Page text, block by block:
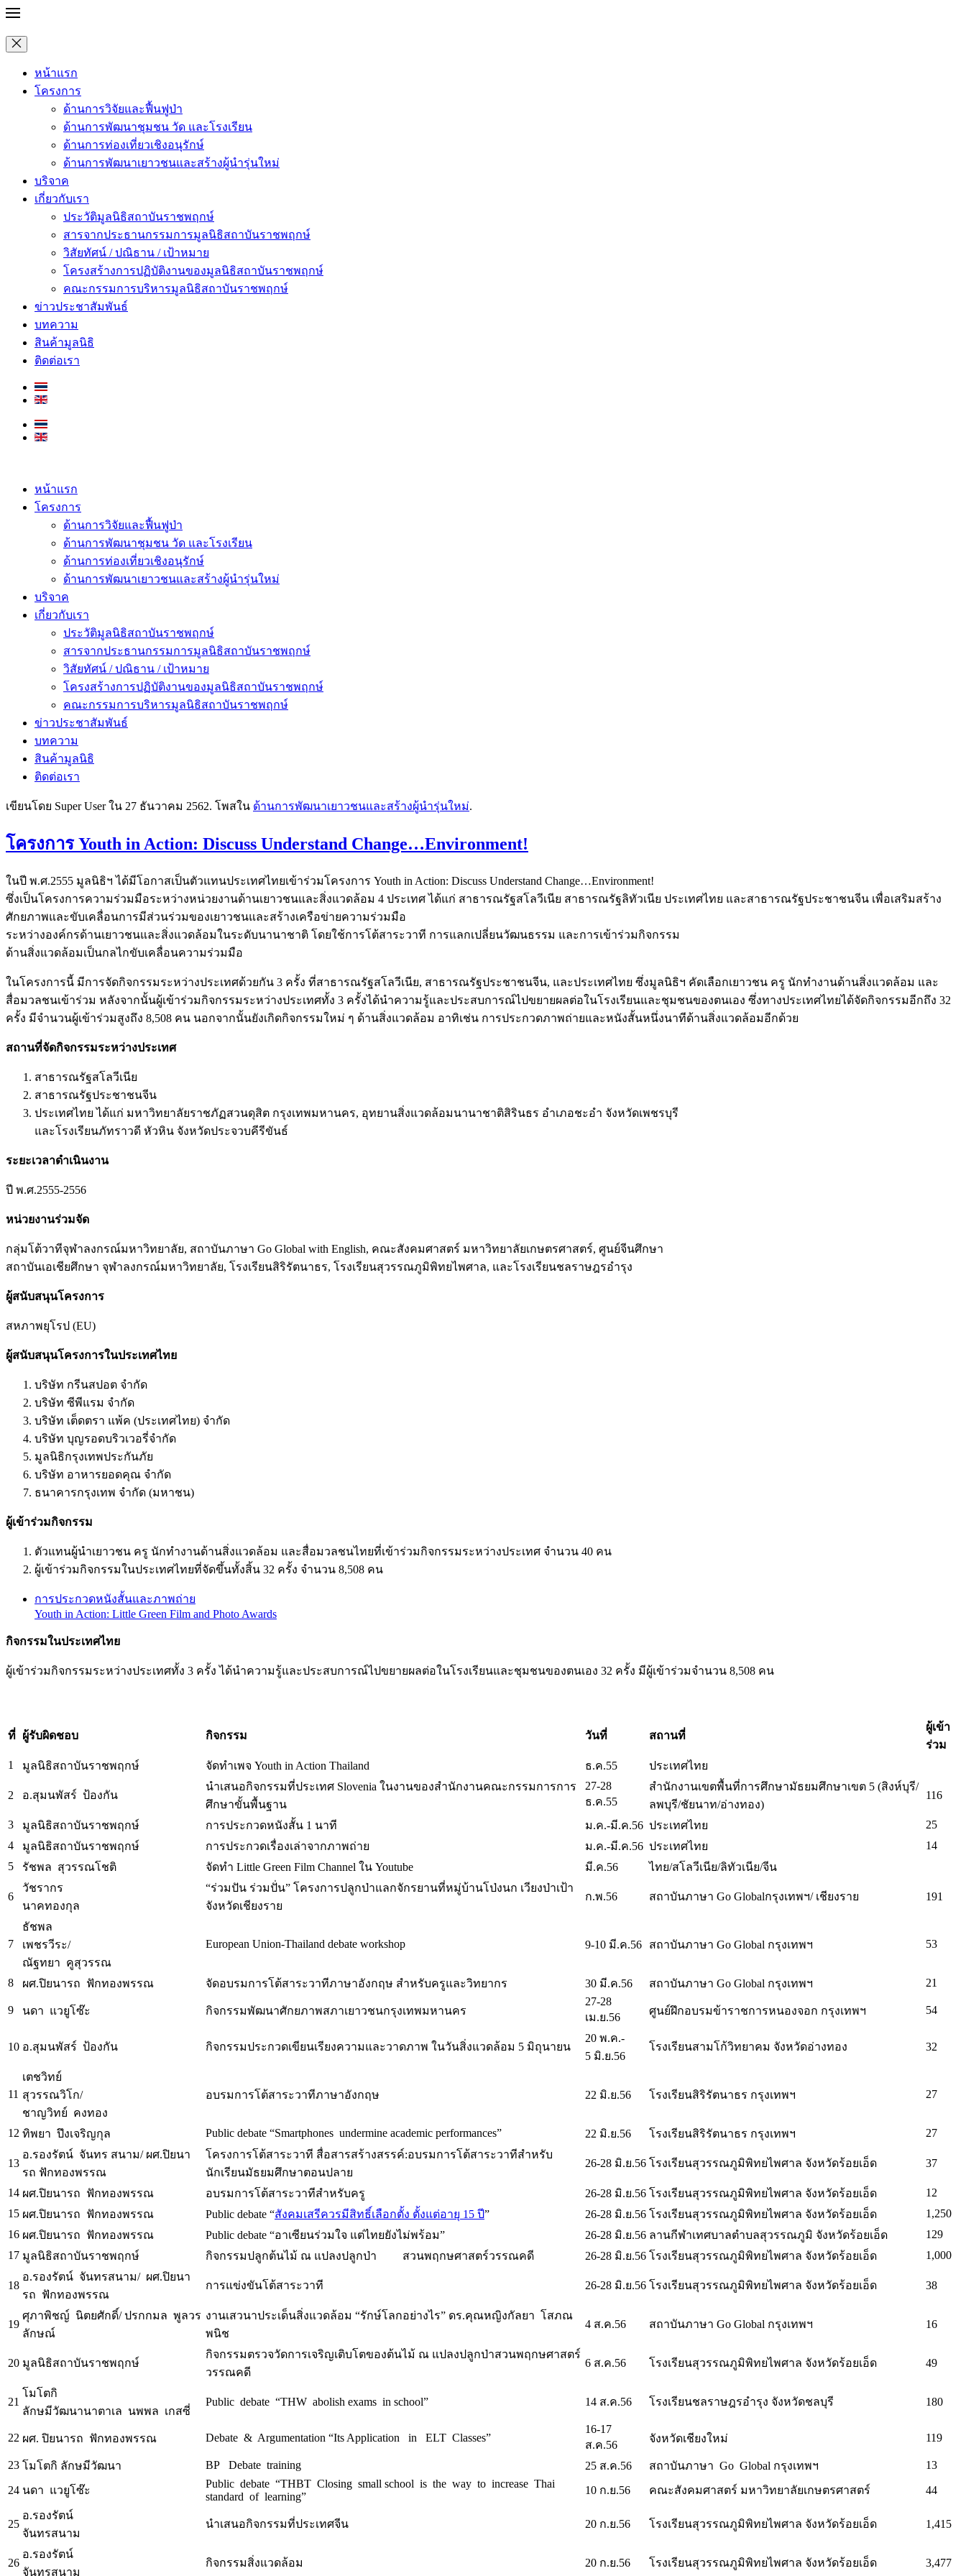
หน้าแรก
โครงการ
ด้านการวิจัยและฟื้นฟูป่า
ด้านการพัฒนาชุมชน วัด และโรงเรียน
ด้านการท่องเที่ยวเชิงอนุรักษ์
ด้านการพัฒนาเยาวชนและสร้างผู้นำรุ่นใหม่
บริจาค
เกี่ยวกับเรา
ประวัติมูลนิธิสถาบันราชพฤกษ์
สารจากประธานกรรมการมูลนิธิสถาบันราชพฤกษ์
วิสัยทัศน์ / ปณิธาน / เป้าหมาย
โครงสร้างการปฏิบัติงานของมูลนิธิสถาบันราชพฤกษ์
คณะกรรมการบริหารมูลนิธิสถาบันราชพฤกษ์
ข่าวประชาสัมพันธ์
บทความ
สินค้ามูลนิธิ
ติดต่อเรา
หน้าแรก
โครงการ
ด้านการวิจัยและฟื้นฟูป่า
ด้านการพัฒนาชุมชน วัด และโรงเรียน
ด้านการท่องเที่ยวเชิงอนุรักษ์
ด้านการพัฒนาเยาวชนและสร้างผู้นำรุ่นใหม่
บริจาค
เกี่ยวกับเรา
ประวัติมูลนิธิสถาบันราชพฤกษ์
สารจากประธานกรรมการมูลนิธิสถาบันราชพฤกษ์
วิสัยทัศน์ / ปณิธาน / เป้าหมาย
โครงสร้างการปฏิบัติงานของมูลนิธิสถาบันราชพฤกษ์
คณะกรรมการบริหารมูลนิธิสถาบันราชพฤกษ์
ข่าวประชาสัมพันธ์
บทความ
สินค้ามูลนิธิ
ติดต่อเรา
เขียนโดย Super User ใน 27 ธันวาคม 2562. โพสใน ด้านการพัฒนาเยาวชนและสร้างผู้นำรุ่นใหม่.
โครงการ Youth in Action: Discuss Understand Change…Environment!
ในปี พ.ศ.2555 มูลนิธิฯ ได้มีโอกาสเป็นตัวแทนประเทศไทยเข้าร่วมโครงการ Youth in Action: Discuss Understand Change…Environment!
ซึ่งเป็นโครงการความร่วมมือระหว่างหน่วยงานด้านเยาวชนและสิ่งแวดล้อม 4 ประเทศ ได้แก่ สาธารณรัฐสโลวีเนีย สาธารณรัฐลิทัวเนีย ประเทศไทย และสาธารณรัฐประชาชนจีน เพื่อเสริมสร้าง
ศักยภาพและขับเคลื่อนการมีส่วนร่วมของเยาวชนและสร้างเครือข่ายความร่วมมือ
ระหว่างองค์กรด้านเยาวชนและสิ่งแวดล้อมในระดับนานาชาติ โดยใช้การโต้สาระวาที การแลกเปลี่ยนวัฒนธรรม และการเข้าร่วมกิจกรรม
ด้านสิ่งแวดล้อมเป็นกลไกขับเคลื่อนความร่วมมือ
ในโครงการนี้ มีการจัดกิจกรรมระหว่างประเทศด้วยกัน 3 ครั้ง ที่สาธารณรัฐสโลวีเนีย, สาธารณรัฐประชาชนจีน, และประเทศไทย ซึ่งมูลนิธิฯ คัดเลือกเยาวชน ครู นักทำงานด้านสิ่งแวดล้อม และ
สื่อมวลชนเข้าร่วม หลังจากนั้นผู้เข้าร่วมกิจกรรมระหว่างประเทศทั้ง 3 ครั้งได้นำความรู้และประสบการณ์ไปขยายผลต่อในโรงเรียนและชุมชนของตนเอง ซึ่งทางประเทศไทยได้จัดกิจกรรมอีกถึง 32
ครั้ง มีจำนวนผู้เข้าร่วมสูงถึง 8,508 คน นอกจากนั้นยังเกิดกิจกรรมใหม่ ๆ ด้านสิ่งแวดล้อม อาทิเช่น การประกวดภาพถ่ายและหนังสั้นหนึ่งนาทีด้านสิ่งแวดล้อมอีกด้วย
สถานที่จัดกิจกรรมระหว่างประเทศ
สาธารณรัฐสโลวีเนีย
สาธารณรัฐประชาชนจีน
ประเทศไทย ได้แก่ มหาวิทยาลัยราชภัฏสวนดุสิต กรุงเทพมหานคร, อุทยานสิ่งแวดล้อมนานาชาติสิรินธร อำเภอชะอำ จังหวัดเพชรบุรี
และโรงเรียนภัทราวดี หัวหิน จังหวัดประจวบคีรีขันธ์
ระยะเวลาดำเนินงาน
ปี พ.ศ.2555-2556
หน่วยงานร่วมจัด
กลุ่มโต้วาทีจุฬาลงกรณ์มหาวิทยาลัย, สถาบันภาษา Go Global with English, คณะสังคมศาสตร์ มหาวิทยาลัยเกษตรศาสตร์, ศูนย์จีนศึกษา
สถาบันเอเชียศึกษา จุฬาลงกรณ์มหาวิทยาลัย, โรงเรียนสิริรัตนาธร, โรงเรียนสุวรรณภูมิพิทยไพศาล, และโรงเรียนชลราษฎรอำรุง
ผู้สนับสนุนโครงการ
สหภาพยุโรป (EU)
ผู้สนับสนุนโครงการในประเทศไทย
บริษัท กรีนสปอต จำกัด
บริษัท ซีพีแรม จำกัด
บริษัท เต็ดตรา แพ้ค (ประเทศไทย) จำกัด
บริษัท บุญรอดบริวเวอรี่จำกัด
มูลนิธิกรุงเทพประกันภัย
บริษัท อาหารยอดคุณ จำกัด
ธนาคารกรุงเทพ จำกัด (มหาชน)
ผู้เข้าร่วมกิจกรรม
ตัวแทนผู้นำเยาวชน ครู นักทำงานด้านสิ่งแวดล้อม และสื่อมวลชนไทยที่เข้าร่วมกิจกรรมระหว่างประเทศ จำนวน 40 คน
ผู้เข้าร่วมกิจกรรมในประเทศไทยที่จัดขึ้นทั้งสิ้น 32 ครั้ง จำนวน 8,508 คน
การประกวดหนังสั้นและภาพถ่าย
Youth in Action: Little Green Film and Photo Awards
กิจกรรมในประเทศไทย
ผู้เข้าร่วมกิจกรรมระหว่างประเทศทั้ง 3 ครั้ง ได้นำความรู้และประสบการณ์ไปขยายผลต่อในโรงเรียนและชุมชนของตนเอง 32 ครั้ง มีผู้เข้าร่วมจำนวน 8,508 คน
ที่ ผู้รับผิดชอบ กิจกรรม วันที่ สถานที่
ผู้เข้า
ร่วม
1
มูลนิธิสถาบันราชพฤกษ์ จัดทำเพจ Youth in Action Thailand ธ.ค.55 ประเทศไทย
2 อ.สุมนพัสร์ ป้องกัน
นำเสนอกิจกรรมที่ประเทศ Slovenia ในงานของสำนักงานคณะกรรมการการ
ศึกษาขั้นพื้นฐาน
27-28
ธ.ค.55
สำนักงานเขตพื้นที่การศึกษามัธยมศึกษาเขต 5 (สิงห์บุรี/
ลพบุรี/ชัยนาท/อ่างทอง)
116
3 มูลนิธิสถาบันราชพฤกษ์ การประกวดหนังสั้น 1 นาที ม.ค.-มี.ค.56 ประเทศไทย
25
4
มูลนิธิสถาบันราชพฤกษ์ การประกวดเรื่องเล่าจากภาพถ่าย ม.ค.-มี.ค.56 ประเทศไทย
14
5
รัชพล สุวรรณโชติ จัดทำ Little Green Film Channel ใน Youtube มี.ค.56 ไทย/สโลวีเนีย/ลิทัวเนีย/จีน
6
วัชรากร
นาคทองกุล
“ร่วมปัน ร่วมปั่น” โครงการปลูกป่าแลกจักรยานที่หมู่บ้านโป่งนก เวียงป่าเป้า
จังหวัดเชียงราย
ก.พ.56 สถาบันภาษา Go Globalกรุงเทพฯ/ เชียงราย 191
7
ธัชพล
เพชรวีระ/
ณัฐทยา คูสุวรรณ
European Union-Thailand debate workshop 9-10 มี.ค.56 สถาบันภาษา Go Global กรุงเทพฯ 53
8 ผศ.ปิยนารถ ฟักทองพรรณ จัดอบรมการโต้สาระวาทีภาษาอังกฤษ สำหรับครูและวิทยากร 30 มี.ค.56 สถาบันภาษา Go Global กรุงเทพฯ 21
9 นดา แวยูโซ๊ะ กิจกรรมพัฒนาศักยภาพสภาเยาวชนกรุงเทพมหานคร
27-28
เม.ย.56
ศูนย์ฝึกอบรมข้าราชการหนองจอก กรุงเทพฯ 54
10 อ.สุมนพัสร์ ป้องกัน กิจกรรมประกวดเขียนเรียงความและวาดภาพ ในวันสิ่งแวดล้อม 5 มิถุนายน
20 พ.ค.-
5 มิ.ย.56
โรงเรียนสามโก้วิทยาคม จังหวัดอ่างทอง 32
11
เตชวิทย์
สุวรรณวิโก/
ชาญวิทย์ คงทอง
อบรมการโต้สาระวาทีภาษาอังกฤษ 22 มิ.ย.56 โรงเรียนสิริรัตนาธร กรุงเทพฯ 27
12 ทิพยา ปึงเจริญกุล Public debate “Smartphones undermine academic performances” 22 มิ.ย.56 โรงเรียนสิริรัตนาธร กรุงเทพฯ 27
13
อ.รองรัตน์ จันทร สนาม/ ผศ.ปิยนา
รถ ฟักทองพรรณ
โครงการโต้สาระวาที สื่อสารสร้างสรรค์:อบรมการโต้สาระวาทีสำหรับ
นักเรียนมัธยมศึกษาตอนปลาย
26-28 มิ.ย.56 โรงเรียนสุวรรณภูมิพิทยไพศาล จังหวัดร้อยเอ็ด 37
14 ผศ.ปิยนารถ ฟักทองพรรณ อบรมการโต้สาระวาทีสำหรับครู 26-28 มิ.ย.56 โรงเรียนสุวรรณภูมิพิทยไพศาล จังหวัดร้อยเอ็ด
12
15 ผศ.ปิยนารถ ฟักทองพรรณ Public debate “สังคมเสรีควรมีสิทธิ์เลือกตั้ง ตั้งแต่อายุ 15 ปี” 26-28 มิ.ย.56 โรงเรียนสุวรรณภูมิพิทยไพศาล จังหวัดร้อยเอ็ด
1,250
16 ผศ.ปิยนารถ ฟักทองพรรณ Public debate “อาเซียนร่วมใจ แต่ไทยยังไม่พร้อม” 26-28 มิ.ย.56 ลานกีฬาเทศบาลตำบลสุวรรณภูมิ จังหวัดร้อยเอ็ด
129
17 มูลนิธิสถาบันราชพฤกษ์ กิจกรรมปลูกต้นไม้ ณ แปลงปลูกป่า สวนพฤกษศาสตร์วรรณคดี 26-28 มิ.ย.56 โรงเรียนสุวรรณภูมิพิทยไพศาล จังหวัดร้อยเอ็ด 1,000
18
อ.รองรัตน์ จันทรสนาม/ ผศ.ปิยนา
รถ ฟักทองพรรณ
การแข่งขันโต้สาระวาที 26-28 มิ.ย.56 โรงเรียนสุวรรณภูมิพิทยไพศาล จังหวัดร้อยเอ็ด 38
19
ศุภาพิชญ์ นิตยศักดิ์/ ปรกกมล พูลวร
ลักษณ์
งานเสวนาประเด็นสิ่งแวดล้อม “รักษ์โลกอย่างไร” ดร.คุณหญิงกัลยา โสภณ
พนิช
4 ส.ค.56 สถาบันภาษา Go Global กรุงเทพฯ 16
20 มูลนิธิสถาบันราชพฤกษ์
กิจกรรมตรวจวัดการเจริญเติบโตของต้นไม้ ณ แปลงปลูกป่าสวนพฤกษศาสตร์
วรรณคดี
6 ส.ค.56 โรงเรียนสุวรรณภูมิพิทยไพศาล จังหวัดร้อยเอ็ด 49
21
โมโตกิ
ลักษมีวัฒนานาตาเล นพพล เกสซี่
Public debate “THW abolish exams in school” 14 ส.ค.56 โรงเรียนชลราษฎรอำรุง จังหวัดชลบุรี 180
22 ผศ. ปิยนารถ ฟักทองพรรณ Debate & Argumentation “Its Application in ELT Classes”
16-17
ส.ค.56
จังหวัดเชียงใหม่ 119
23 โมโตกิ ลักษมีวัฒนา BP Debate training 25 ส.ค.56 สถาบันภาษา Go Global กรุงเทพฯ 13
24 นดา แวยูโซ๊ะ
Public debate “THBT Closing small school is the way to increase Thai
standard of learning”
10 ก.ย.56 คณะสังคมศาสตร์ มหาวิทยาลัยเกษตรศาสตร์ 44
25
อ.รองรัตน์
จันทรสนาม
นำเสนอกิจกรรมที่ประเทศจีน 20 ก.ย.56 โรงเรียนสุวรรณภูมิพิทยไพศาล จังหวัดร้อยเอ็ด 1,415
26
อ.รองรัตน์
จันทรสนาม
กิจกรรมสิ่งแวดล้อม 20 ก.ย.56 โรงเรียนสุวรรณภูมิพิทยไพศาล จังหวัดร้อยเอ็ด 3,477